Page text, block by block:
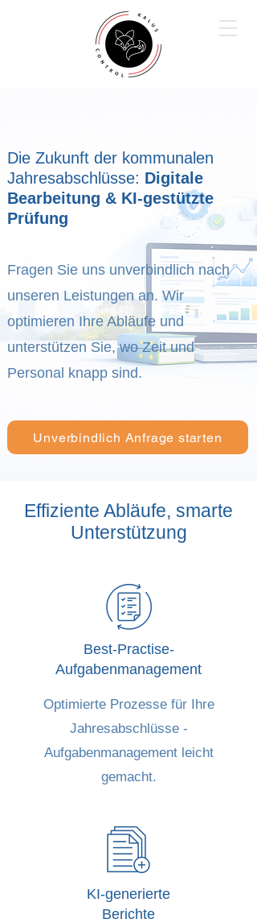
Die Zukunft der kommunalen
Jahresabschlüsse: Digitale
Bearbeitung & KI-gestützte
Prüfung
Fragen Sie uns unverbindlich nach
unseren Leistungen an. Wir
optimieren Ihre Abläufe und
unterstützen Sie, wo Zeit und
Personal knapp sind.
Unverbindlich Anfrage starten
Effiziente Abläufe, smarte
Unterstützung
Best-Practise-
Aufgabenmanagement
Optimierte Prozesse für Ihre
Jahresabschlüsse -
Aufgabenmanagement leicht
gemacht.
KI-generierte
Berichte